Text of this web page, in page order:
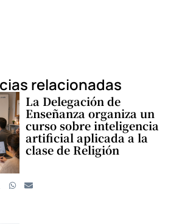
relacionadas
La Delegación de
Enseñanza organiza un
curso sobre inteligencia
artificial aplicada a la
clase de Religión